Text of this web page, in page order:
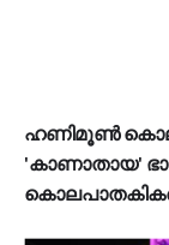
ഹണിമൂൺ
'കാണാതായ'